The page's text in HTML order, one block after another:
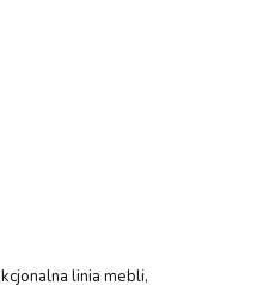
linia mebli,